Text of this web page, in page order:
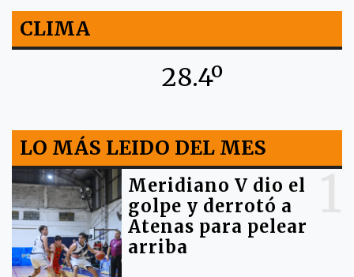
CLIMA
28.4º
LO MÁS LEIDO DEL MES
Meridiano V dio el
golpe y derrotó a
Atenas para pelear
arriba